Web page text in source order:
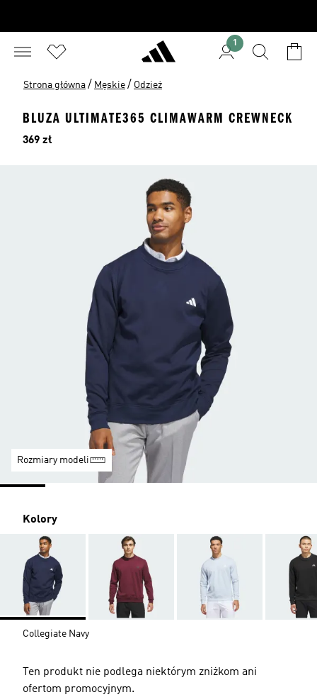
1
Strona główna / Męskie / Odzież
BLUZA ULTIMATE365 CLIMAWARM CREWNECK
Cena
369 zł
Rozmiary modeli
Kolory
Collegiate Navy
Ten produkt nie podlega niektórym zniżkom ani
ofertom promocyjnym.